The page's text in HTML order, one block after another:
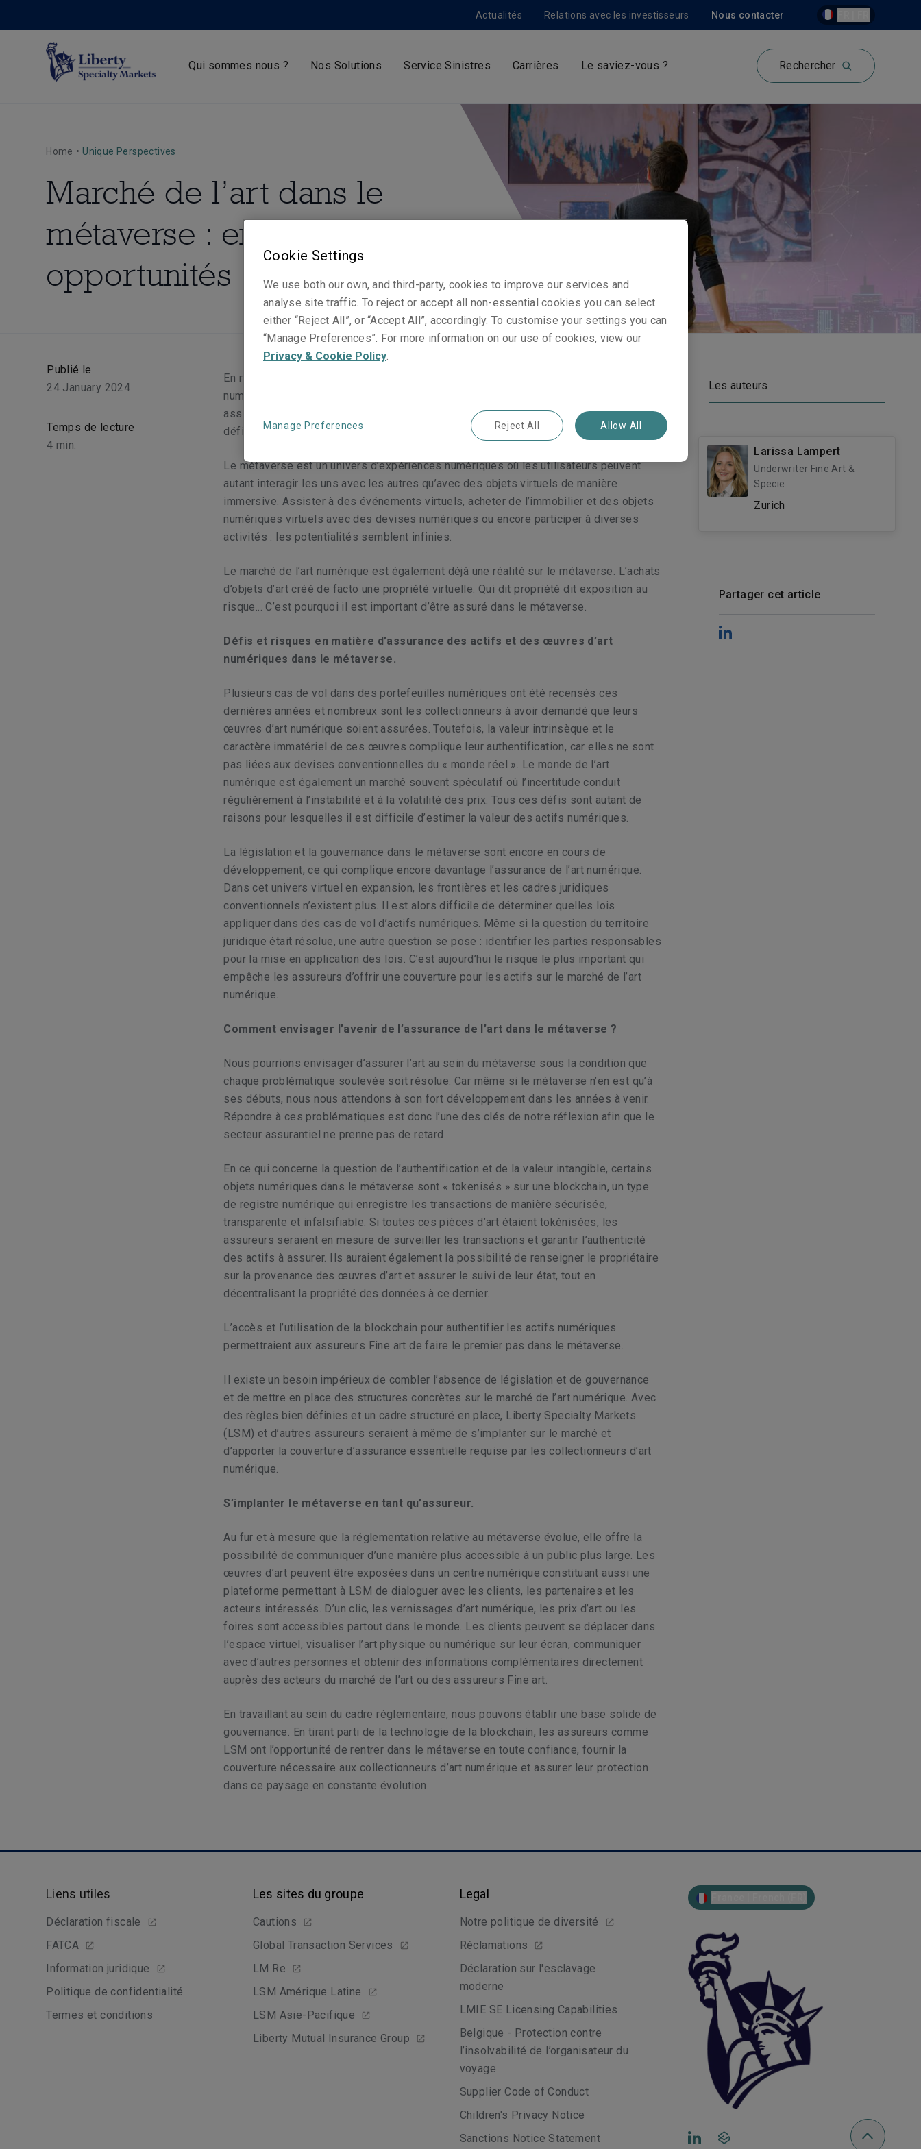
Nous contacter
Actualités Relations avec les investisseurs
Qui sommes nous ? Nos Solutions Service Sinistres Carrières Le saviez-vous ? Rechercher
Home • Unique Perspectives
Marché de l’art dans le
métaverse : enjeux et
opportunités
Publié le
24 January 2024
Temps de lecture
4 min.
En repoussant les limites du monde physique et en y incorporant les actifs
numériques, le métaverse a ouvert un nouveau champ des possibles pour les
assureurs. S’aventurer dans ce territoire jusqu’ici inconnu est synonyme de nouveaux
défis et de nouvelles perspectives pour le secteur des assurances.
Le métaverse est un univers d’expériences numériques où les utilisateurs peuvent
autant interagir les uns avec les autres qu’avec des objets virtuels de manière
immersive. Assister à des événements virtuels, acheter de l’immobilier et des objets
numériques virtuels avec des devises numériques ou encore participer à diverses
activités : les potentialités semblent infinies.
Le marché de l’art numérique est également déjà une réalité sur le métaverse. L’achats
d’objets d’art créé de facto une propriété virtuelle. Qui dit propriété dit exposition au
risque... C’est pourquoi il est important d’être assuré dans le métaverse.
Défis et risques en matière d’assurance des actifs et des œuvres d’art
numériques dans le métaverse.
Plusieurs cas de vol dans des portefeuilles numériques ont été recensés ces
dernières années et nombreux sont les collectionneurs à avoir demandé que leurs
œuvres d’art numérique soient assurées. Toutefois, la valeur intrinsèque et le
caractère immatériel de ces œuvres complique leur authentification, car elles ne sont
pas liées aux devises conventionnelles du « monde réel ». Le monde de l’art
numérique est également un marché souvent spéculatif où l’incertitude conduit
régulièrement à l’instabilité et à la volatilité des prix. Tous ces défis sont autant de
raisons pour lesquelles il est difficile d’estimer la valeur des actifs numériques.
La législation et la gouvernance dans le métaverse sont encore en cours de
développement, ce qui complique encore davantage l’assurance de l’art numérique.
Dans cet univers virtuel en expansion, les frontières et les cadres juridiques
conventionnels n’existent plus. Il est alors difficile de déterminer quelles lois
appliquer dans des cas de vol d’actifs numériques. Même si la question du territoire
juridique était résolue, une autre question se pose : identifier les parties responsables
pour la mise en application des lois. C’est aujourd’hui le risque le plus important qui
empêche les assureurs d’offrir une couverture pour les actifs sur le marché de l’art
numérique.
Comment envisager l’avenir de l’assurance de l’art dans le métaverse ?
Nous pourrions envisager d’assurer l’art au sein du métaverse sous la condition que
chaque problématique soulevée soit résolue. Car même si le métaverse n’en est qu’à
ses débuts, nous nous attendons à son fort développement dans les années à venir.
Répondre à ces problématiques est donc l’une des clés de notre réflexion afin que le
secteur assurantiel ne prenne pas de retard.
En ce qui concerne la question de l’authentification et de la valeur intangible, certains
objets numériques dans le métaverse sont « tokenisés » sur une blockchain, un type
de registre numérique qui enregistre les transactions de manière sécurisée,
transparente et infalsifiable. Si toutes ces pièces d’art étaient tokénisées, les
assureurs seraient en mesure de surveiller les transactions et garantir l’authenticité
des actifs à assurer. Ils auraient également la possibilité de renseigner le propriétaire
sur la provenance des œuvres d’art et assurer le suivi de leur état, tout en
décentralisant la propriété des données à ce dernier.
L’accès et l’utilisation de la blockchain pour authentifier les actifs numériques
permettraient aux assureurs Fine art de faire le premier pas dans le métaverse.
Il existe un besoin impérieux de combler l’absence de législation et de gouvernance
et de mettre en place des structures concrètes sur le marché de l’art numérique. Avec
des règles bien définies et un cadre structuré en place, Liberty Specialty Markets
(LSM) et d’autres assureurs seraient à même de s’implanter sur le marché et
d’apporter la couverture d’assurance essentielle requise par les collectionneurs d’art
numérique.
S’implanter le métaverse en tant qu’assureur.
Au fur et à mesure que la réglementation relative au métaverse évolue, elle offre la
possibilité de communiquer d’une manière plus accessible à un public plus large. Les
œuvres d’art peuvent être exposées dans un centre numérique constituant aussi une
plateforme permettant à LSM de dialoguer avec les clients, les partenaires et les
acteurs intéressés. D’un clic, les vernissages d’art numérique, les prix d’art ou les
foires sont accessibles partout dans le monde. Les clients peuvent se déplacer dans
l’espace virtuel, visualiser l’art physique ou numérique sur leur écran, communiquer
avec d’autres personnes et obtenir des informations complémentaires directement
auprès des acteurs du marché de l’art ou des assureurs Fine art.
En travaillant au sein du cadre réglementaire, nous pouvons établir une base solide de
gouvernance. En tirant parti de la technologie de la blockchain, les assureurs comme
LSM ont l’opportunité de rentrer dans le métaverse en toute confiance, fournir la
couverture nécessaire aux collectionneurs d’art numérique et assurer leur protection
dans ce paysage en constante évolution.
Les auteurs
Larissa Lampert
Underwriter Fine Art &
Specie
Zurich
Partager cet article
Liens utiles
Déclaration fiscale
FATCA
Information juridique
Politique de confidentialité
Termes et conditions
Les sites du groupe
Cautions
Global Transaction Services
LM Re
LSM Amérique Latine
LSM Asie-Pacifique
Liberty Mutual Insurance Group
Legal
Notre politique de diversité
Réclamations
Déclaration sur l'esclavage
moderne
LMIE SE Licensing Capabilities
Belgique - Protection contre
l’insolvabilité de l’organisateur du
voyage
Supplier Code of Conduct
Children's Privacy Notice
Sanctions Notice Statement
Cookie Settings
We use both our own, and third-party, cookies to improve our services and
analyse site traffic. To reject or accept all non-essential cookies you can select
either “Reject All”, or “Accept All”, accordingly. To customise your settings you can
“Manage Preferences”. For more information on our use of cookies, view our
Privacy & Cookie Policy.
Manage Preferences Reject All Allow All